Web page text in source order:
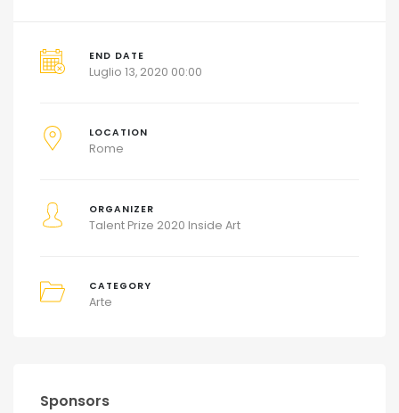
END DATE
Luglio 13, 2020 00:00
LOCATION
Rome
ORGANIZER
Talent Prize 2020 Inside Art
CATEGORY
Arte
Sponsors